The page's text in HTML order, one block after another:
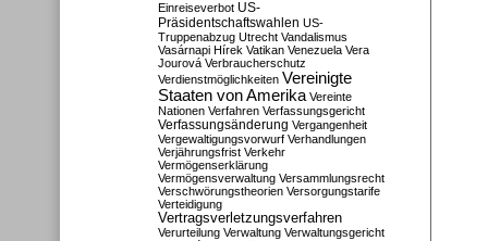
Einreiseverbot US-
Präsidentschaftswahlen US-
Truppenabzug Utrecht Vandalismus
Vasárnapi Hírek Vatikan Venezuela Vera
Jourová Verbraucherschutz
Verdienstmöglichkeiten Vereinigte
Staaten von Amerika Vereinte
Nationen Verfahren Verfassungsgericht
Verfassungsänderung Vergangenheit
Vergewaltigungsvorwurf Verhandlungen
Verjährungsfrist Verkehr
Vermögenserklärung
Vermögensverwaltung Versammlungsrecht
Verschwörungstheorien Versorgungstarife
Verteidigung
Vertragsverletzungsverfahren
Verurteilung Verwaltung Verwaltungsgericht